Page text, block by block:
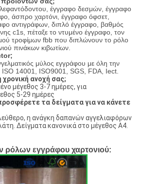
έγγραφο δεσμών, έγγραφο
άσπρο χαρτόνι, έγγραφο όφσετ,
αντιγράφων, διπλό έγγραφο, βαθμός
c1s, πέταξε το ντυμένο έγγραφο, τον
τροφίμων fbb που διπλώνουν το ρόλο
πινάκων κιβωτίων.
μύλος εγγράφου με όλη την
14001, ISO9001, SGS, FDA, Iect.
ανοχή σας;
μέγεθος 3-7 ημέρες, για
5-29 ημέρες
τα δείγματα για να κάνετε
η ανάγκη δαπανών αγγελιαφόρων
Δείγματα κανονικά στο μέγεθος A4.
ρόλων εγγράφου χαρτονιού: